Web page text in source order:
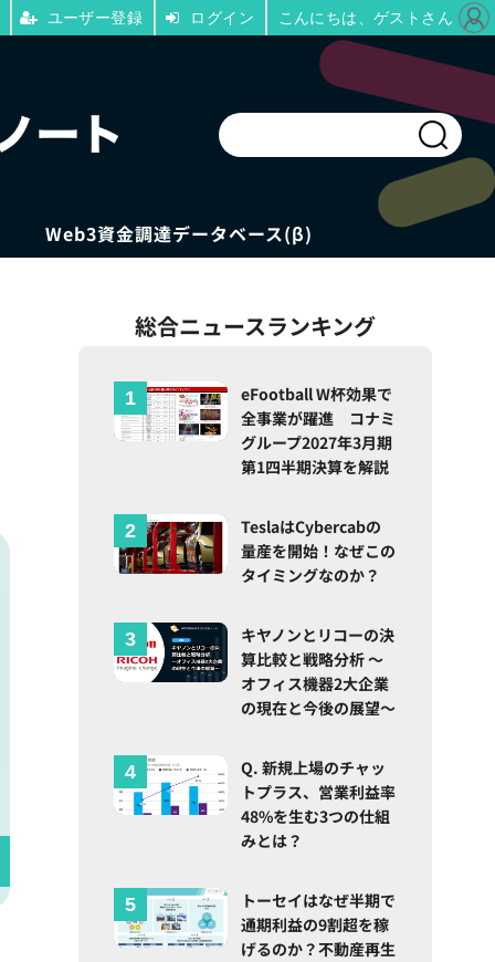
Web3資金調達データベース(β)
総合ニュースランキング
eFootball W杯効果で
全事業が躍進 コナミ
グループ2027年3月期
第1四半期決算を解説
TeslaはCybercabの
量産を開始！なぜこの
タイミングなのか？
キヤノンとリコーの決
算比較と戦略分析 ～
オフィス機器2大企業
の現在と今後の展望～
Q. 新規上場のチャッ
トプラス、営業利益率
48%を生む3つの仕組
みとは？
トーセイはなぜ半期で
通期利益の9割超を稼
げるのか？不動産再生
ユーザー登録 ログイン こんにちは、ゲストさん